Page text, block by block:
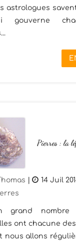
astrologues
gouverne
Pierres : la
| 14 Juil
grand nombre
ont chacune
nous allons